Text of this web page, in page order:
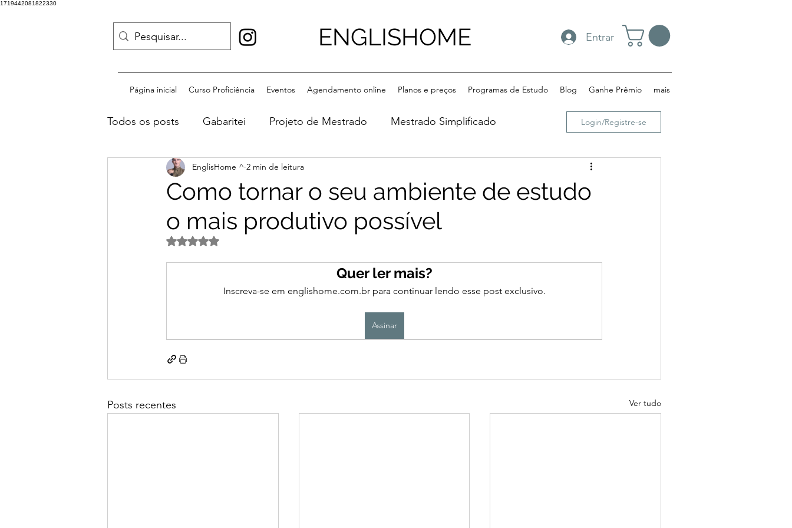
1719442081822330
ENGLISHOME Entrar
Página inicial Curso Proficiência Eventos Agendamento online Planos e preços Programas de Estudo Blog Ganhe Prêmio mais
Todos os posts Gabaritei Projeto de Mestrado Mestrado Simplificado
Publique-se
Login/Registre-se
Como tornar o seu ambiente de estudo
o mais produtivo possível
EnglisHome ^ 2 min de leitura
Avaliado com NaN de 5 estrelas.
Quer ler mais?
Inscreva-se em englishome.com.br para continuar lendo esse post exclusivo.
Assinar
Posts recentes Ver tudo